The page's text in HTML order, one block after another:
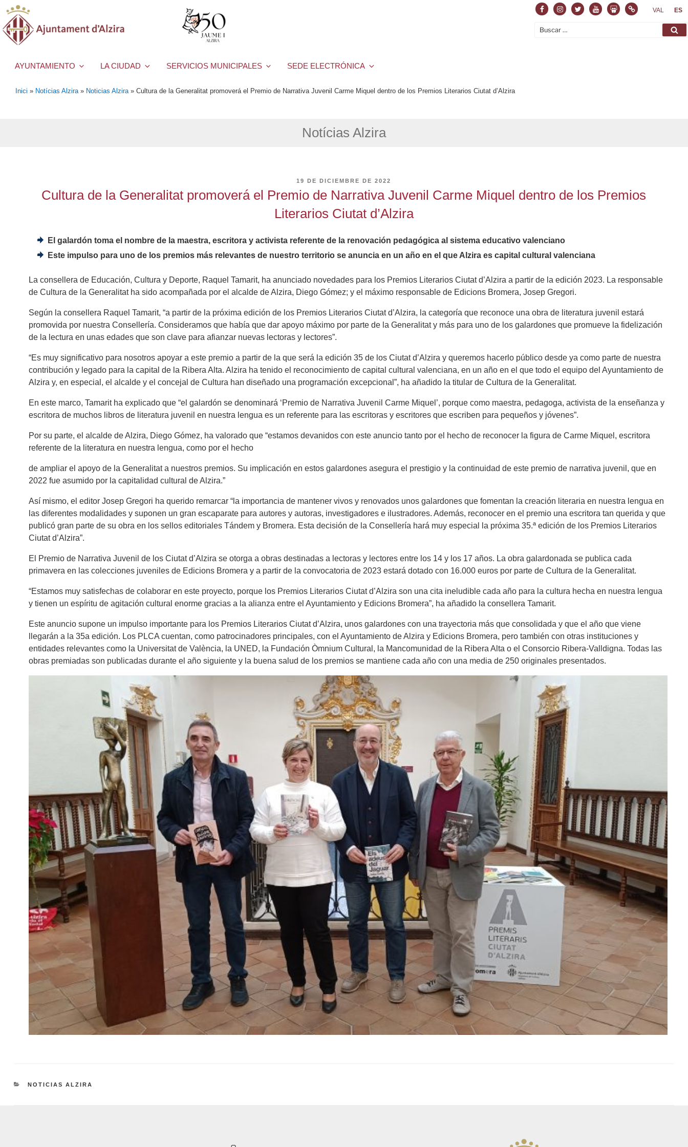
FacebookInstagram
TwitterYoutubeSlideshare
NormasVAL ES
Buscar
AYUNTAMIENTO LA CIUDAD SERVICIOS MUNICIPALES SEDE ELECTRÓNICA
Inici » Notícias Alzira » Noticias Alzira » Cultura de la Generalitat promoverá el Premio de Narrativa Juvenil Carme Miquel dentro de los Premios Literarios Ciutat d’Alzira
Notícias Alzira
PUBLICADO
19 DE DICIEMBRE DE 2022
Cultura de la Generalitat promoverá el Premio de Narrativa Juvenil Carme Miquel dentro de los Premios
Literarios Ciutat d’Alzira
El galardón toma el nombre de la maestra, escritora y activista referente de la renovación pedagógica al sistema educativo valenciano
Este impulso para uno de los premios más relevantes de nuestro territorio se anuncia en un año en el que Alzira es capital cultural valenciana
La consellera de Educación, Cultura y Deporte, Raquel Tamarit, ha anunciado novedades para los Premios Literarios Ciutat d’Alzira a partir de la edición 2023. La responsable
de Cultura de la Generalitat ha sido acompañada por el alcalde de Alzira, Diego Gómez; y el máximo responsable de Edicions Bromera, Josep Gregori.
Según la consellera Raquel Tamarit, “a partir de la próxima edición de los Premios Literarios Ciutat d’Alzira, la categoría que reconoce una obra de literatura juvenil estará
promovida por nuestra Consellería. Consideramos que había que dar apoyo máximo por parte de la Generalitat y más para uno de los galardones que promueve la fidelización
de la lectura en unas edades que son clave para afianzar nuevas lectoras y lectores”.
“Es muy significativo para nosotros apoyar a este premio a partir de la que será la edición 35 de los Ciutat d’Alzira y queremos hacerlo público desde ya como parte de nuestra
contribución y legado para la capital de la Ribera Alta. Alzira ha tenido el reconocimiento de capital cultural valenciana, en un año en el que todo el equipo del Ayuntamiento de
Alzira y, en especial, el alcalde y el concejal de Cultura han diseñado una programación excepcional”, ha añadido la titular de Cultura de la Generalitat.
En este marco, Tamarit ha explicado que “el galardón se denominará ‘Premio de Narrativa Juvenil Carme Miquel’, porque como maestra, pedagoga, activista de la enseñanza y
escritora de muchos libros de literatura juvenil en nuestra lengua es un referente para las escritoras y escritores que escriben para pequeños y jóvenes”.
Por su parte, el alcalde de Alzira, Diego Gómez, ha valorado que “estamos devanidos con este anuncio tanto por el hecho de reconocer la figura de Carme Miquel, escritora
referente de la literatura en nuestra lengua, como por el hecho
de ampliar el apoyo de la Generalitat a nuestros premios. Su implicación en estos galardones asegura el prestigio y la continuidad de este premio de narrativa juvenil, que en
2022 fue asumido por la capitalidad cultural de Alzira.”
Así mismo, el editor Josep Gregori ha querido remarcar “la importancia de mantener vivos y renovados unos galardones que fomentan la creación literaria en nuestra lengua en
las diferentes modalidades y suponen un gran escaparate para autores y autoras, investigadores e ilustradores. Además, reconocer en el premio una escritora tan querida y que
publicó gran parte de su obra en los sellos editoriales Tándem y Bromera. Esta decisión de la Consellería hará muy especial la próxima 35.ª edición de los Premios Literarios
Ciutat d’Alzira”.
El Premio de Narrativa Juvenil de los Ciutat d’Alzira se otorga a obras destinadas a lectoras y lectores entre los 14 y los 17 años. La obra galardonada se publica cada
primavera en las colecciones juveniles de Edicions Bromera y a partir de la convocatoria de 2023 estará dotado con 16.000 euros por parte de Cultura de la Generalitat.
“Estamos muy satisfechas de colaborar en este proyecto, porque los Premios Literarios Ciutat d’Alzira son una cita ineludible cada año para la cultura hecha en nuestra lengua
y tienen un espíritu de agitación cultural enorme gracias a la alianza entre el Ayuntamiento y Edicions Bromera”, ha añadido la consellera Tamarit.
Este anuncio supone un impulso importante para los Premios Literarios Ciutat d’Alzira, unos galardones con una trayectoria más que consolidada y que el año que viene
llegarán a la 35a edición. Los PLCA cuentan, como patrocinadores principales, con el Ayuntamiento de Alzira y Edicions Bromera, pero también con otras instituciones y
entidades relevantes como la Universitat de València, la UNED, la Fundación Òmnium Cultural, la Mancomunidad de la Ribera Alta o el Consorcio Ribera-Valldigna. Todas las
obras premiadas son publicadas durante el año siguiente y la buena salud de los premios se mantiene cada año con una media de 250 originales presentados.
CATEGORÍAS
NOTICIAS ALZIRA